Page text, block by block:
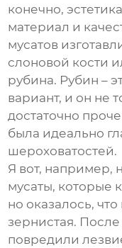
конечно,
материал и
мусатов
слоновой кости
рубина. Рубин –
вариант, и он не
достаточно
была идеально
шероховатостей.
Я вот, например,
мусаты, которые
но оказалось,
зернистая.
повредили